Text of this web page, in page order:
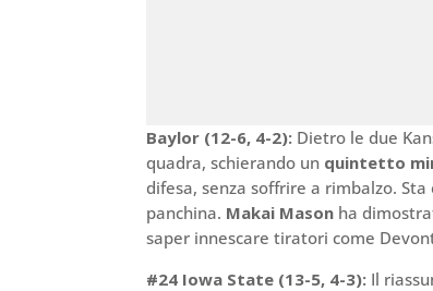
Baylor (12-6, 4-2): Dietro le due
quadra, schierando un quintetto
difesa, senza soffrire a rimbalzo.
panchina. Makai Mason ha
saper innescare tiratori come
#24 Iowa State (13-5, 4-3): Il